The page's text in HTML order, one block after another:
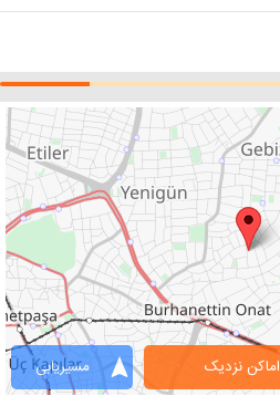
navigation مسیریابی اماکن نزدیک